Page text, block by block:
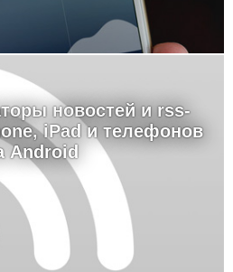
новостей и rss-
iPad и телефонов
Android